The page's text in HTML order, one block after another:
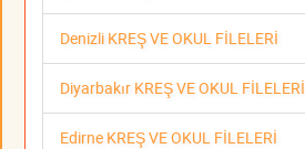
Denizli KREŞ VE OKUL FİLELERİ
Diyarbakır KREŞ VE OKUL FİLELERİ
Edirne KREŞ VE OKUL FİLELERİ